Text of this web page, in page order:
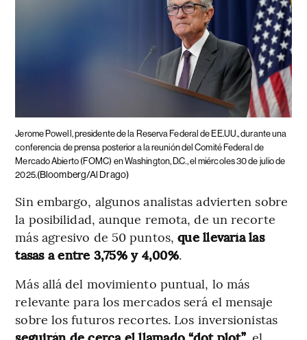
Jerome Powell, presidente de la Reserva Federal de EE.UU., durante una
conferencia de prensa posterior a la reunión del Comité Federal de
Mercado Abierto (FOMC) en Washington, D.C., el miércoles 30 de julio de
2025.(Bloomberg/Al Drago)
Sin embargo, algunos analistas advierten sobre
la posibilidad, aunque remota, de un recorte
más agresivo de 50 puntos,que llevaría las
tasas a entre 3,75% y 4,00%.
Más allá del movimiento puntual, lo más
relevante para los mercados será el mensaje
sobre los futuros recortes. Los inversionistas
seguirán de cerca el llamado “dot plot”, el